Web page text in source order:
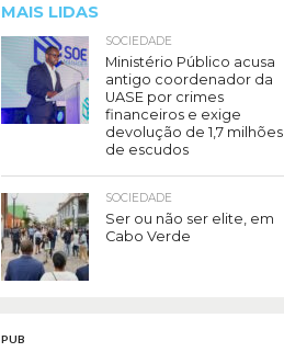
MAIS LIDAS
SOCIEDADE
Ministério Público acusa
antigo coordenador da
UASE por crimes
financeiros e exige
devolução de 1,7 milhões
de escudos
SOCIEDADE
Ser ou não ser elite, em
Cabo Verde
PUB